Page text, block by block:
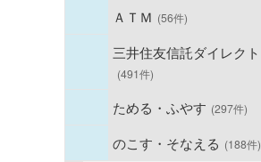
ＡＴＭ (56件)
三井住友信託ダイレクト
(491件)
ためる・ふやす (297件)
のこす・そなえる (188件)